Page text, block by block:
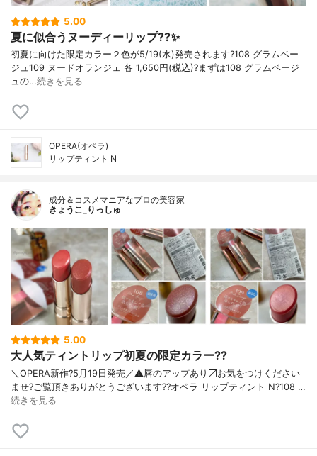
5.00
夏に似合うヌーディーリップ??✨
初夏に向けた限定カラー２色が5/19(水)発売されます?108 グラムベー
ジュ109 ヌードオランジェ 各 1,650円(税込)?まずは108 グラムベージ
ュの…続きを見る
OPERA(オペラ)
リップティント N
成分＆コスメマニアなプロの美容家
きょうこ_りっしゅ
5.00
大人気ティントリップ初夏の限定カラー??
＼OPERA新作?5月19日発売／ ⚠️唇のアップあり〼 お気をつけください
ませ? ご覧頂きありがとうございます? ?オペラ リップティント N ?108 …
続きを見る